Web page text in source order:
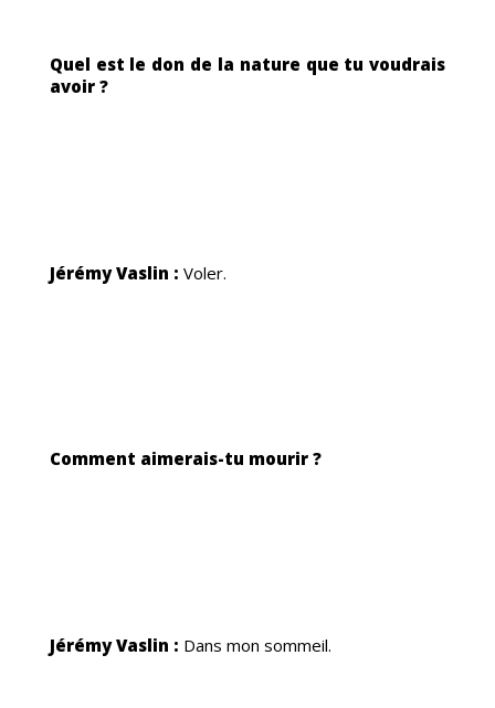
Quel est le don de la nature que tu voudrais
avoir ?
Jérémy Vaslin : Voler.
Comment aimerais-tu mourir ?
Jérémy Vaslin : Dans mon sommeil.